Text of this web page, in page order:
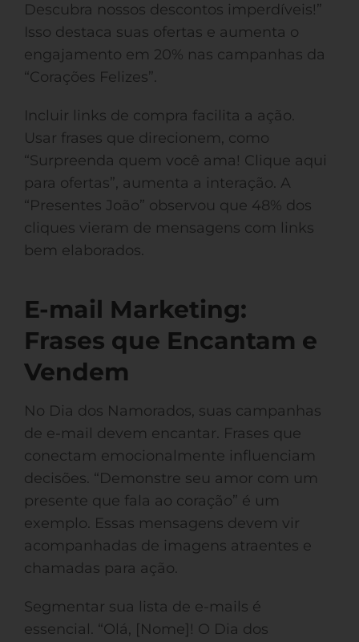
Descubra nossos descontos imperdíveis!”
Isso destaca suas ofertas e aumenta o
engajamento em 20% nas campanhas da
“Corações Felizes”.
Incluir links de compra facilita a ação.
Usar frases que direcionem, como
“Surpreenda quem você ama! Clique aqui
para ofertas”, aumenta a interação. A
“Presentes João” observou que 48% dos
cliques vieram de mensagens com links
bem elaborados.
E-mail Marketing:
Frases que Encantam e
Vendem
No Dia dos Namorados, suas campanhas
de e-mail devem encantar. Frases que
conectam emocionalmente influenciam
decisões. “Demonstre seu amor com um
presente que fala ao coração” é um
exemplo. Essas mensagens devem vir
acompanhadas de imagens atraentes e
chamadas para ação.
Segmentar sua lista de e-mails é
essencial. “Olá, [Nome]! O Dia dos